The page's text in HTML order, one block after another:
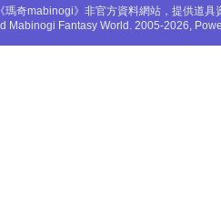
瑪奇mabinogi》非官方資料網站，提供道
Mabinogi Fantasy World. 2005-2026,